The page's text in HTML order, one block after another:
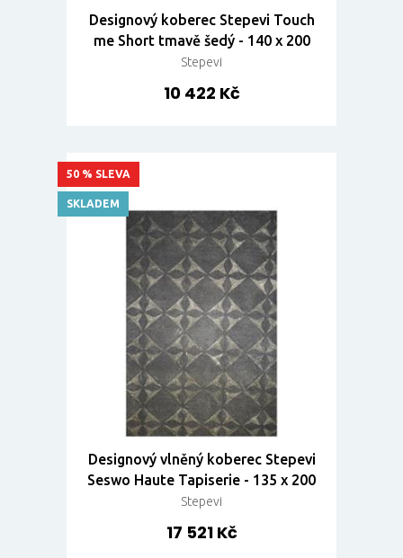
Designový koberec Stepevi Touch
me Short tmavě šedý - 140 x 200
Stepevi
10 422 Kč
Designový vlněný koberec Stepevi
Seswo Haute Tapiserie - 135 x 200
Stepevi
17 521 Kč
50 % SLEVA
SKLADEM